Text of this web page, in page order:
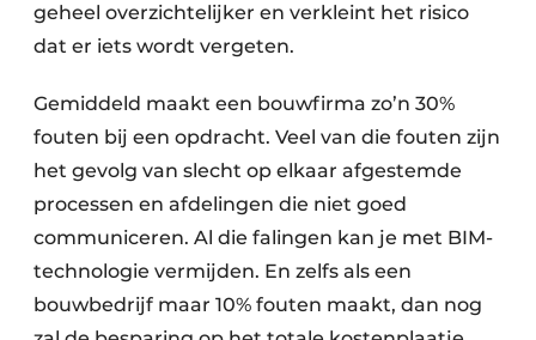
geheel overzichtelijker en verkleint het risico
dat er iets wordt vergeten.
Gemiddeld maakt een bouwfirma zo’n 30%
fouten bij een opdracht. Veel van die fouten zijn
het gevolg van slecht op elkaar afgestemde
processen en afdelingen die niet goed
communiceren. Al die falingen kan je met BIM-
technologie vermijden. En zelfs als een
bouwbedrijf maar 10% fouten maakt, dan nog